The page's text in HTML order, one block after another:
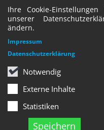
Ihre Cookie-
unserer
ändern.
Notwendig
Externe Inhalte
Statistiken
Speichern
Impressum
Datenschutzerklärung